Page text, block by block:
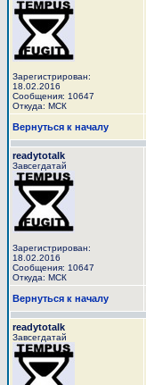
Зарегистрирован:
18.02.2016
Сообщения: 10647
Откуда: МСК
Вернуться к началу
readytotalk
Завсегдатай
Зарегистрирован:
18.02.2016
Сообщения: 10647
Откуда: МСК
Вернуться к началу
readytotalk
Завсегдатай